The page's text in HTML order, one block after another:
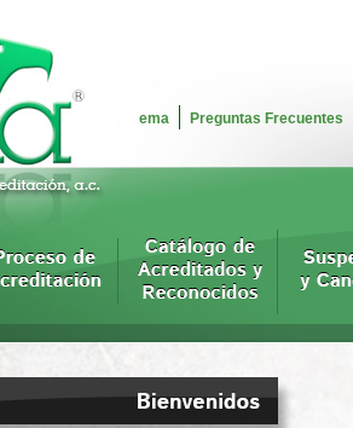
ema Preguntas Frecuentes